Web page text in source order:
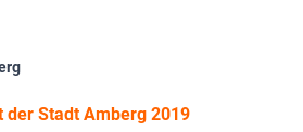
der Stadt Amberg 2019